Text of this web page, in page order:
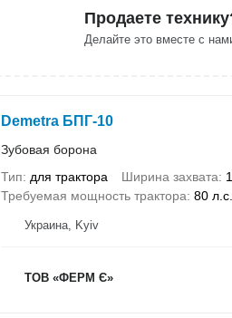
Продаете
Делайте это вместе с
Demetra БПГ-10
Зубовая борона
Тип
для трактора Ширина захвата
Требуемая мощность трактора 80 л.с.
Украина, Kyiv
ТОВ «ФЕРМ Є»